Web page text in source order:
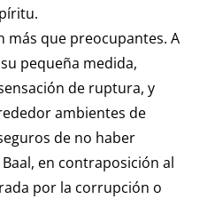
más que preocupantes. A
pequeña medida,
de ruptura, y
ambientes de
de no haber
en contraposición al
por la corrupción o